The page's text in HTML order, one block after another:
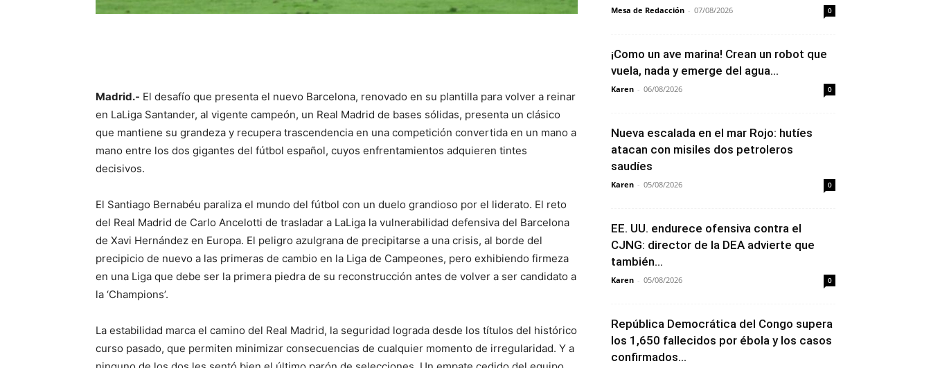
Madrid.- El desafío que presenta el nuevo Barcelona, renovado en su plantilla para volver a reinar
en LaLiga Santander, al vigente campeón, un Real Madrid de bases sólidas, presenta un clásico
que mantiene su grandeza y recupera trascendencia en una competición convertida en un mano a
mano entre los dos gigantes del fútbol español, cuyos enfrentamientos adquieren tintes
decisivos.
El Santiago Bernabéu paraliza el mundo del fútbol con un duelo grandioso por el liderato. El reto
del Real Madrid de Carlo Ancelotti de trasladar a LaLiga la vulnerabilidad defensiva del Barcelona
de Xavi Hernández en Europa. El peligro azulgrana de precipitarse a una crisis, al borde del
precipicio de nuevo a las primeras de cambio en la Liga de Campeones, pero exhibiendo firmeza
en una Liga que debe ser la primera piedra de su reconstrucción antes de volver a ser candidato a
la ‘Champions’.
La estabilidad marca el camino del Real Madrid, la seguridad lograda desde los títulos del histórico
curso pasado, que permiten minimizar consecuencias de cualquier momento de irregularidad. Y a
Mesa de Redacción - 07/08/2026 0
¡Como un ave marina! Crean un robot que
vuela, nada y emerge del agua...
Karen - 06/08/2026 0
Nueva escalada en el mar Rojo: hutíes
atacan con misiles dos petroleros
saudíes
Karen - 05/08/2026 0
EE. UU. endurece ofensiva contra el
CJNG: director de la DEA advierte que
también...
Karen - 05/08/2026 0
República Democrática del Congo supera
los 1,650 fallecidos por ébola y los casos
confirmados...